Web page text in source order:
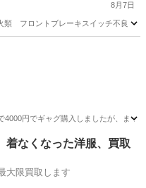
8月7日
類 フロントブレーキスイッチ不良 他
4000円でギャグ購入しましたが、ま
着なくなった洋服、買取
大限買取します